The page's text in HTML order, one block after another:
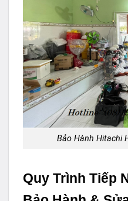
Bảo Hành Hitachi
Quy Trình Tiếp